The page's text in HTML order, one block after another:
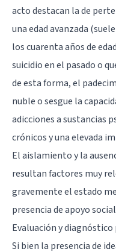
acto destacan la de
una edad avanzada
los cuarenta años de
suicidio en el pasado o
de esta forma, el
nuble o sesgue la
adicciones a sustancias
crónicos y una elevada
El aislamiento y la
resultan factores muy
gravemente el estado
presencia de apoyo
Evaluación y
Si bien la presencia de